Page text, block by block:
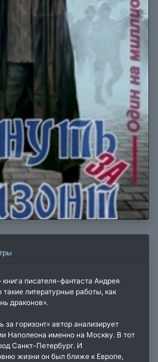
писателя-фантаста Андрея
литературные работы, как
драконов».
за горизонт» автор анализирует
Наполеона именно на Москву. В тот
Санкт-Петербург. И
жизни он был ближе к Европе,